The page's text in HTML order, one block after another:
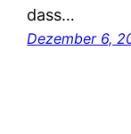
dass…
Dezember 6,